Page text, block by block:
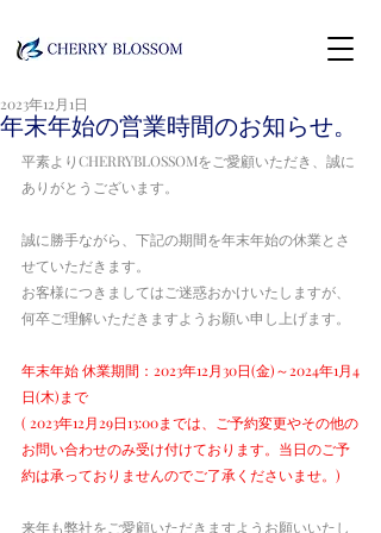
年末年始の営業時間のお知らせ。
2023年12月1日
平素よりCHERRYBLOSSOMをご愛顧いただき、誠に
ありがとうございます。
誠に勝手ながら、下記の期間を年末年始の休業とさ
せていただきます。
お客様につきましてはご迷惑おかけいたしますが、
何卒ご理解いただきますようお願い申し上げます。
年末年始 休業期間：2023年12月30日(金)～2024年1月4
日(木)まで
( 2023年12月29日13:00までは、ご予約変更やその他の
お問い合わせのみ受け付けております。当日のご予
約は承っておりませんのでご了承くださいませ。)
来年も弊社をご愛顧いただきますようお願いいたし